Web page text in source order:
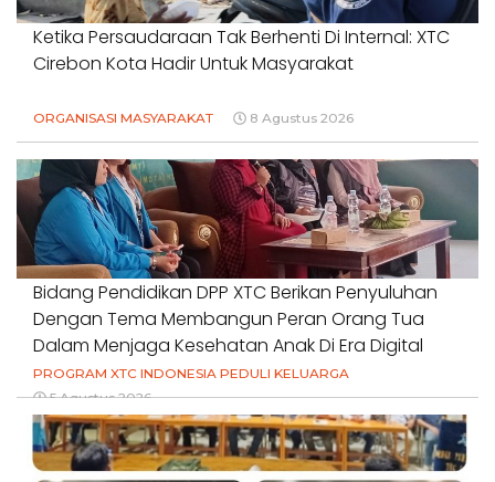
Ketika Persaudaraan Tak Berhenti Di Internal: XTC
Cirebon Kota Hadir Untuk Masyarakat
ORGANISASI MASYARAKAT 8 Agustus 2026
Bidang Pendidikan DPP XTC Berikan Penyuluhan
Dengan Tema Membangun Peran Orang Tua
Dalam Menjaga Kesehatan Anak Di Era Digital
PROGRAM XTC INDONESIA PEDULI KELUARGA
5 Agustus 2026